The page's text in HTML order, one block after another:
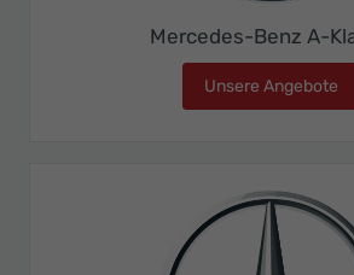
Mercedes-Benz A-
Unsere Angebote